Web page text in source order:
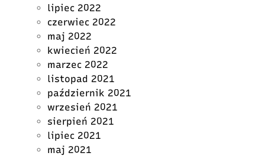
lipiec 2022
czerwiec 2022
maj 2022
kwiecień 2022
marzec 2022
listopad 2021
październik 2021
wrzesień 2021
sierpień 2021
lipiec 2021
maj 2021